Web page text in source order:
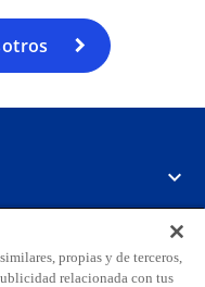
propias y de terceros,
relacionada con tus